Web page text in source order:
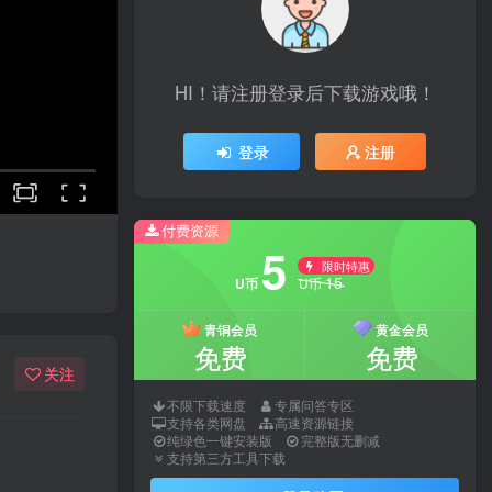
关注
HI！请注册登录后下载游戏哦！
登录 注册
付费资源
U币 5 限时特惠
U币15
青铜会员
免费
黄金会员
免费
不限下载速度
专属问答专区
支持各类网盘
高速资源链接
纯绿色一键安装版
完整版无删减
支持第三方工具下载